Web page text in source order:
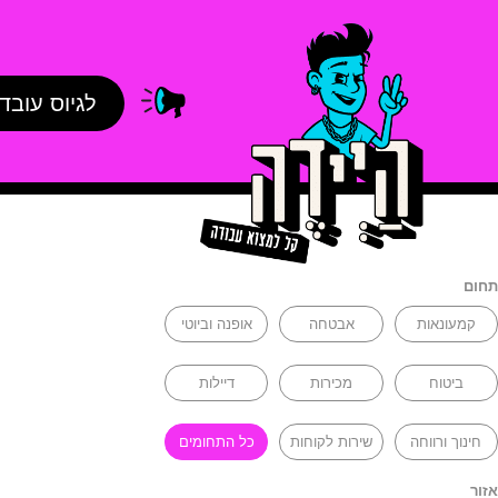
לגיוס
תחום
קמעונאות אבטחה אופנה וביוטי
ביטוח מכירות דיילות
חינוך ורווחה שירות לקוחות כל התחומים
אזור